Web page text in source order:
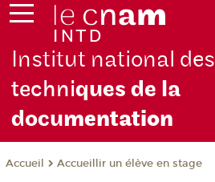
Institut national des
techniques de la
documentation
Accueil Accueillir un élève en stage